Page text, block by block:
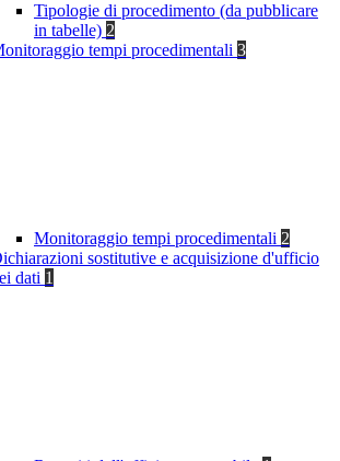
Tipologie di procedimento (da pubblicare
in tabelle) 2
tempi procedimentali 3
Monitoraggio tempi procedimentali 2
sostitutive e acquisizione d'ufficio
dati 1